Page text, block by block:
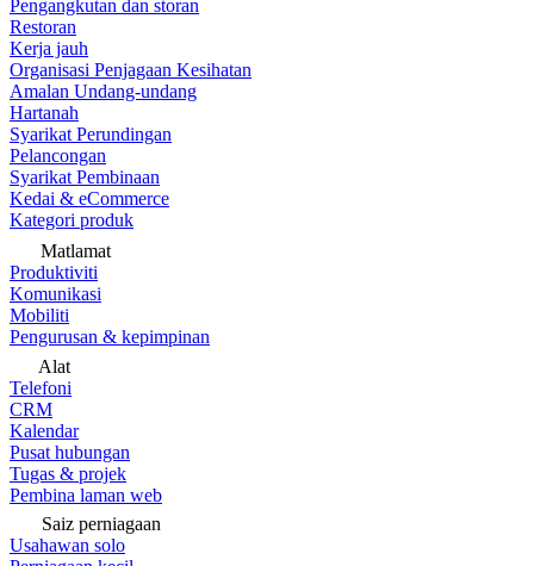
Pengangkutan dan storan
Restoran
Kerja jauh
Organisasi Penjagaan Kesihatan
Amalan Undang-undang
Hartanah
Syarikat Perundingan
Pelancongan
Syarikat Pembinaan
Kedai & eCommerce
Kategori produk
Matlamat
Produktiviti
Komunikasi
Mobiliti
Pengurusan & kepimpinan
Alat
Telefoni
CRM
Kalendar
Pusat hubungan
Tugas & projek
Pembina laman web
Saiz perniagaan
Usahawan solo